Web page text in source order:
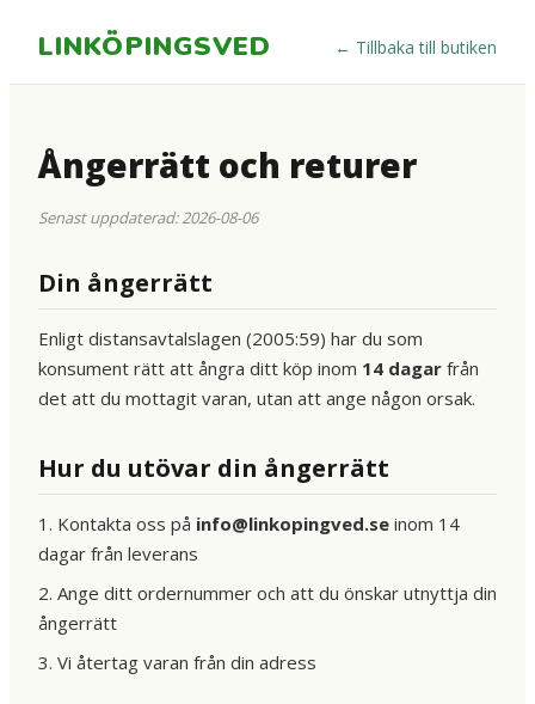
LINKÖPINGSVED ← Tillbaka till butiken
Ångerrätt och returer
Senast uppdaterad: 2026-08-06
Din ångerrätt
Enligt distansavtalslagen (2005:59) har du som
konsument rätt att ångra ditt köp inom 14 dagar från
det att du mottagit varan, utan att ange någon orsak.
Hur du utövar din ångerrätt
1. Kontakta oss på info@linkopingved.se inom 14
dagar från leverans
2. Ange ditt ordernummer och att du önskar utnyttja din
ångerrätt
3. Vi återtag varan från din adress